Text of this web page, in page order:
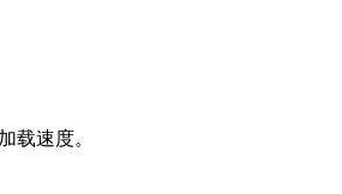
载速度。